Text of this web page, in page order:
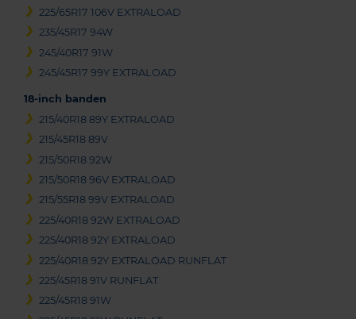
225/65R17 106V EXTRALOAD
235/45R17 94W
245/40R17 91W
245/45R17 99Y EXTRALOAD
18-inch banden
215/40R18 89Y EXTRALOAD
215/45R18 89V
215/50R18 92W
215/50R18 96V EXTRALOAD
215/55R18 99V EXTRALOAD
225/40R18 92W EXTRALOAD
225/40R18 92Y EXTRALOAD
225/40R18 92Y EXTRALOAD RUNFLAT
225/45R18 91V RUNFLAT
225/45R18 91W